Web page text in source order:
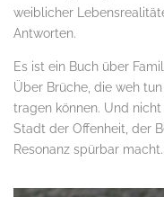
weiblicher
Antworten.
Es ist ein Buch über
Über Brüche, die weh
tragen können. Und
Stadt der Offenheit, der
Resonanz spürbar macht.